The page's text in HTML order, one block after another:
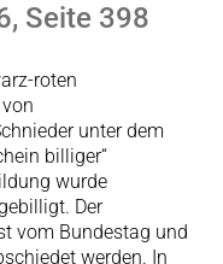
Seite 398
roten
unter dem
billiger“
wurde
Der
vom Bundestag und
werden. In